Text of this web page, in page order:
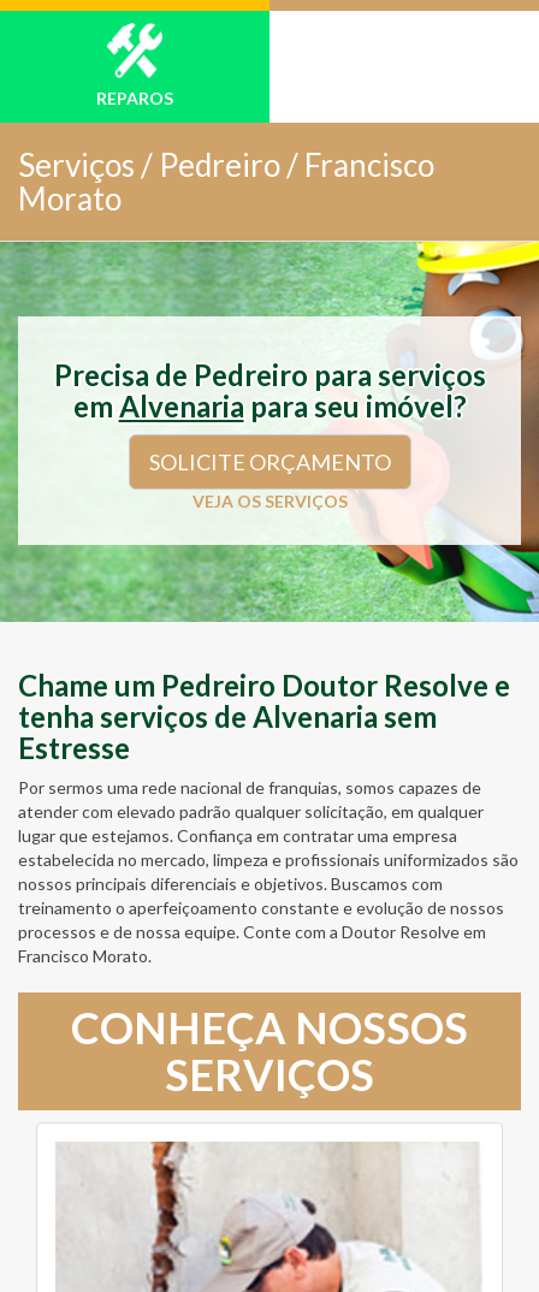
REPAROS
Serviços / Pedreiro / Francisco
Morato
Precisa de Pedreiro para serviços
em Alvenaria para seu imóvel?
SOLICITE ORÇAMENTO
VEJA OS SERVIÇOS
Chame um Pedreiro Doutor Resolve e
tenha serviços de Alvenaria sem
Estresse
Por sermos uma rede nacional de franquias, somos capazes de
atender com elevado padrão qualquer solicitação, em qualquer
lugar que estejamos. Confiança em contratar uma empresa
estabelecida no mercado, limpeza e profissionais uniformizados são
nossos principais diferenciais e objetivos. Buscamos com
treinamento o aperfeiçoamento constante e evolução de nossos
processos e de nossa equipe. Conte com a Doutor Resolve em
Francisco Morato.
CONHEÇA NOSSOS
SERVIÇOS